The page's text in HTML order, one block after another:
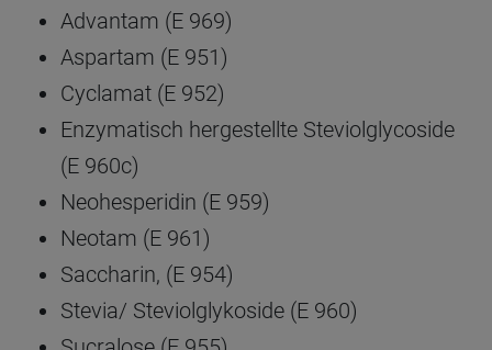
Advantam (E 969)
Aspartam (E 951)
Cyclamat (E 952)
Enzymatisch hergestellte Steviolglycoside
(E 960c)
Neohesperidin (E 959)
Neotam (E 961)
Saccharin, (E 954)
Stevia/ Steviolglykoside (E 960)